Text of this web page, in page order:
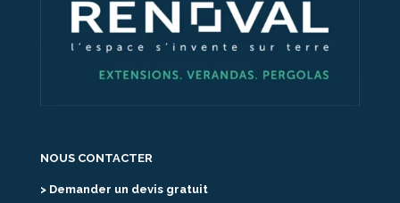
NOUS CONTACTER
> Demander un devis gratuit